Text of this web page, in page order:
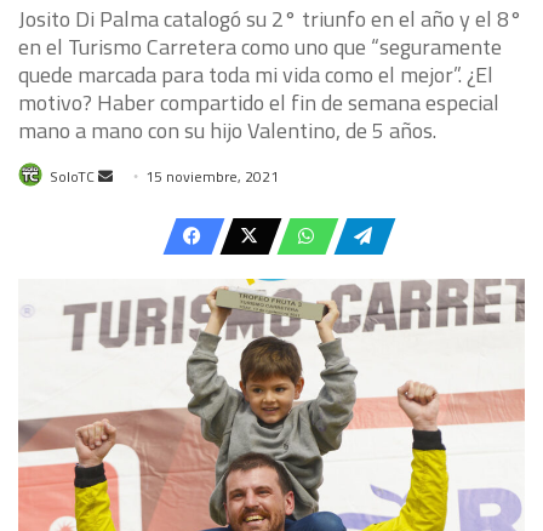
Josito Di Palma catalogó su 2° triunfo en el año y el 8°
en el Turismo Carretera como uno que “seguramente
quede marcada para toda mi vida como el mejor”. ¿El
motivo? Haber compartido el fin de semana especial
mano a mano con su hijo Valentino, de 5 años.
SoloTC
Send 15 noviembre, 2021